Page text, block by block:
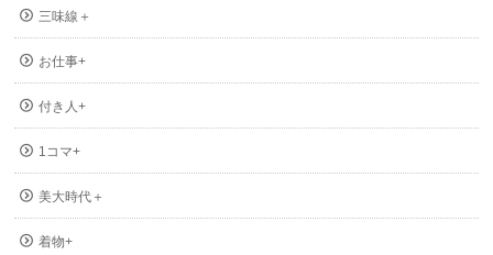
三味線＋
お仕事+
付き人+
1コマ+
美大時代＋
着物+